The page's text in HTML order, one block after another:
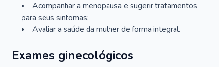
Acompanhar a menopausa e sugerir tratamentos
para seus sintomas;
Avaliar a saúde da mulher de forma integral.
Exames ginecológicos